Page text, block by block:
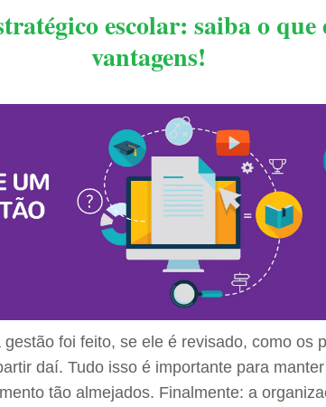
escolar: saiba o que
vantagens!
foi feito, se ele é revisado, como os
daí. Tudo isso é importante para
tão almejados. Finalmente: a